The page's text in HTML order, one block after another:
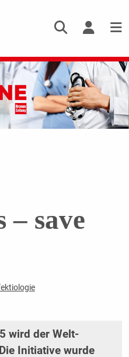
– save
wird der Welt-
Initiative wurde